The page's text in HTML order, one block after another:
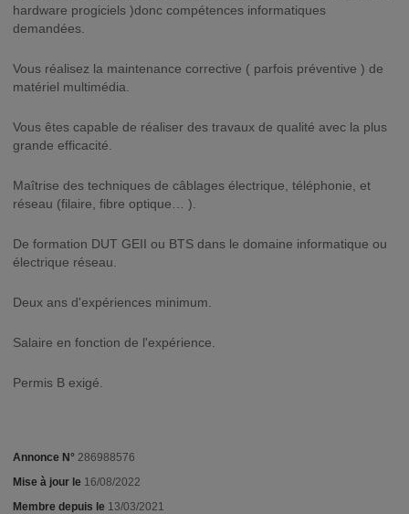
hardware progiciels )donc compétences informatiques
demandées.
Vous réalisez la maintenance corrective ( parfois préventive ) de
matériel multimédia.
Vous êtes capable de réaliser des travaux de qualité avec la plus
grande efficacité.
Maîtrise des techniques de câblages électrique, téléphonie, et
réseau (filaire, fibre optique… ).
De formation DUT GEII ou BTS dans le domaine informatique ou
électrique réseau.
Deux ans d'expériences minimum.
Salaire en fonction de l'expérience.
Permis B exigé.
Annonce N° 286988576
Mise à jour le 16/08/2022
Membre depuis le 13/03/2021